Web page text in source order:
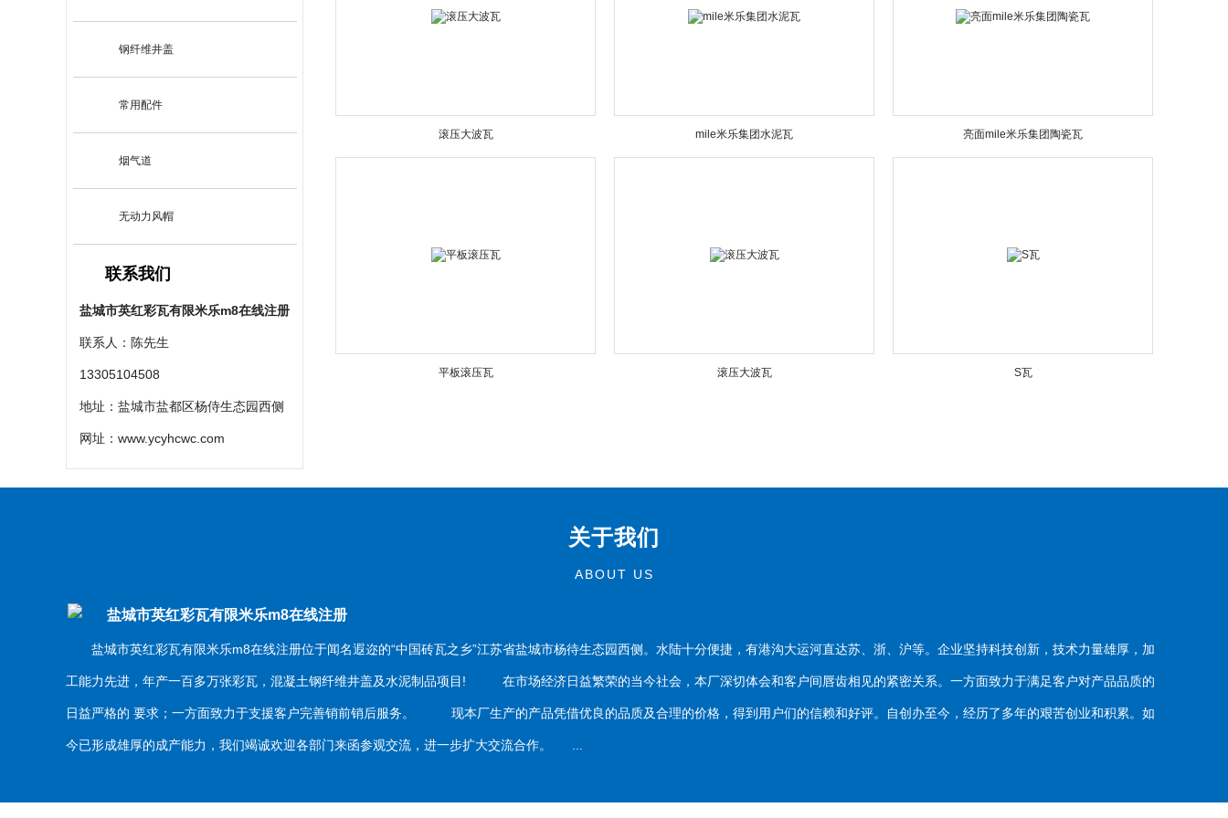
钢纤维井盖
常用配件
烟气道
无动力风帽
联系我们
盐城市英红彩瓦有限米乐m8在线注册
联系人：陈先生
13305104508
地址：盐城市盐都区杨侍生态园西侧
网址： www.ycyhcwc.com
滚压大波瓦 mile米乐集团水泥瓦 亮面mile米乐集团陶瓷瓦
平板滚压瓦 滚压大波瓦 S瓦
关于我们
ABOUT US
盐城市英红彩瓦有限米乐m8在线注册
盐城市英红彩瓦有限米乐m8在线注册位于闻名遐迩的“中国砖瓦之乡”江苏省盐城市杨待生态园西侧。水陆十分便捷，有港沟大运河直达苏、浙、沪等。企业坚持科技创新，技术力量雄厚，加
工能力先进，年产一百多万张彩瓦，混凝土钢纤维井盖及水泥制品项目! 在市场经济日益繁荣的当今社会，本厂深切体会和客户间唇齿相见的紧密关系。一方面致力于满足客户对产品品质的
日益严格的 要求；一方面致力于支援客户完善销前销后服务。 现本厂生产的产品凭借优良的品质及合理的价格，得到用户们的信赖和好评。自创办至今，经历了多年的艰苦创业和积累。如
今已形成雄厚的成产能力，我们竭诚欢迎各部门来函参观交流，进一步扩大交流合作。 ...